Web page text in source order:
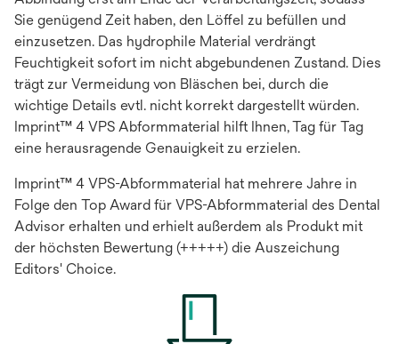
Sie genügend Zeit haben, den Löffel zu befüllen und
einzusetzen. Das hydrophile Material verdrängt
Feuchtigkeit sofort im nicht abgebundenen Zustand. Dies
trägt zur Vermeidung von Bläschen bei, durch die
wichtige Details evtl. nicht korrekt dargestellt würden.
Imprint™ 4 VPS Abformmaterial hilft Ihnen, Tag für Tag
eine herausragende Genauigkeit zu erzielen.
Imprint™ 4 VPS-Abformmaterial hat mehrere Jahre in
Folge den Top Award für VPS-Abformmaterial des Dental
Advisor erhalten und erhielt außerdem als Produkt mit
der höchsten Bewertung (+++++) die Auszeichung
Editors' Choice.